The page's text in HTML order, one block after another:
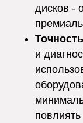
дисков -
и